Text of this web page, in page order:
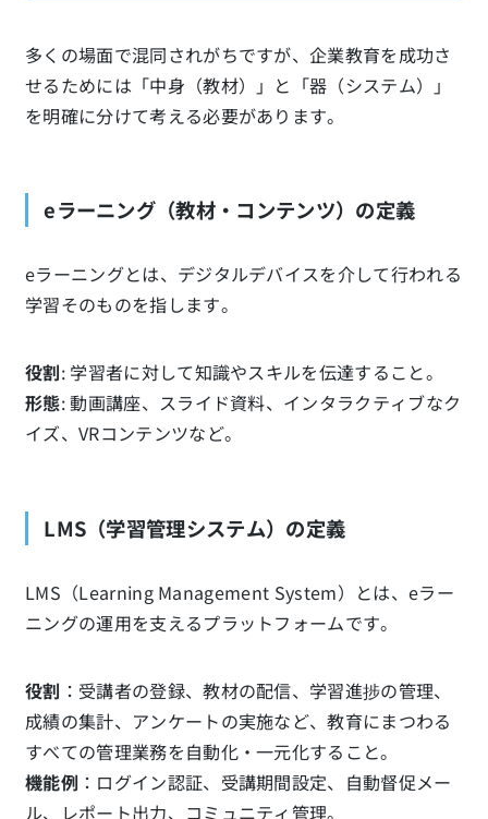
多くの場面で混同されがちですが、企業教育を成功さ
せるためには「中身（教材）」と「器（システム）」
を明確に分けて考える必要があります。
eラーニング（教材・コンテンツ）の定義
eラーニングとは、デジタルデバイスを介して行われる
学習そのものを指します。
役割: 学習者に対して知識やスキルを伝達すること。
形態: 動画講座、スライド資料、インタラクティブなク
イズ、VRコンテンツなど。
LMS（学習管理システム）の定義
LMS（Learning Management System）とは、eラー
ニングの運用を支えるプラットフォームです。
役割 ：受講者の登録、教材の配信、学習進捗の管理、
成績の集計、アンケートの実施など、教育にまつわる
すべての管理業務を自動化・一元化すること。
機能例：ログイン認証、受講期間設定、自動督促メー
ル、レポート出力、コミュニティ管理。